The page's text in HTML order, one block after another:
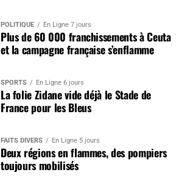
POLITIQUE En Ligne 7 jours
Plus de 60 000 franchissements à Ceuta
et la campagne française s’enflamme
SPORTS En Ligne 6 jours
La folie Zidane vide déjà le Stade de
France pour les Bleus
FAITS DIVERS En Ligne 5 jours
Deux régions en flammes, des pompiers
toujours mobilisés